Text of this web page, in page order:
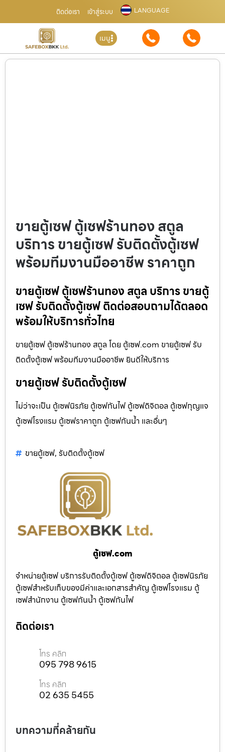
ติดต่อเรา เข้าสู่ระบบ LANGUAGE
เมนู
ขายตู้เซฟ ตู้เซฟร้านทอง สตูล
บริการ ขายตู้เซฟ รับติดตั้งตู้เซฟ
พร้อมทีมงานมืออาชีพ ราคาถูก
ขายตู้เซฟ ตู้เซฟร้านทอง สตูล บริการ ขายตู้
เซฟ รับติดตั้งตู้เซฟ ติดต่อสอบถามได้ตลอด
พร้อมให้บริการทั่วไทย
ขายตู้เซฟ ตู้เซฟร้านทอง สตูล โดย ตู้เซฟ.com ขายตู้เซฟ รับ
ติดตั้งตู้เซฟ พร้อมทีมงานมืออาชีพ ยินดีให้บริการ
ขายตู้เซฟ รับติดตั้งตู้เซฟ
ไม่ว่าจะเป็น ตู้เซฟนิรภัย ตู้เซฟกันไฟ ตู้เซฟดิจิตอล ตู้เซฟกุญแจ
ตู้เซฟโรงแรม ตู้เซฟราคาถูก ตู้เซฟกันน้ำ และอื่นๆ
ขายตู้เซฟ, รับติดตั้งตู้เซฟ
ตู้เซฟ.com
จำหน่ายตู้เซฟ บริการรับติดตั้งตู้เซฟ ตู้เซฟดิจิตอล ตู้เซฟนิรภัย
ตู้เซฟสำหรับเก็บของมีค่าและเอกสารสำคัญ ตู้เซฟโรงแรม ตู้
เซฟสำนักงาน ตู้เซฟกันน้ำ ตู้เซฟกันไฟ
ติดต่อเรา
โทร คลิก
095 798 9615
โทร คลิก
02 635 5455
บทความที่คล้ายกัน